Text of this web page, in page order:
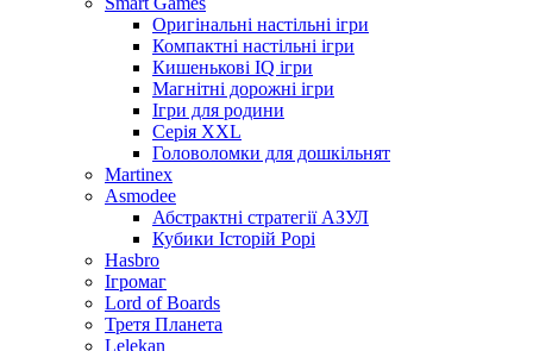
Оригінальні настільні ігри
Компактні настільні ігри
Кишенькові IQ ігри
Магнітні дорожні ігри
Ігри для родини
Серія XXL
Головоломки для дошкільнят
Martinex
Asmodee
Абстрактні стратегії АЗУЛ
Кубики Історій Рорі
Hasbro
Ігромаг
Lord of Boards
Третя Планета
Lelekan